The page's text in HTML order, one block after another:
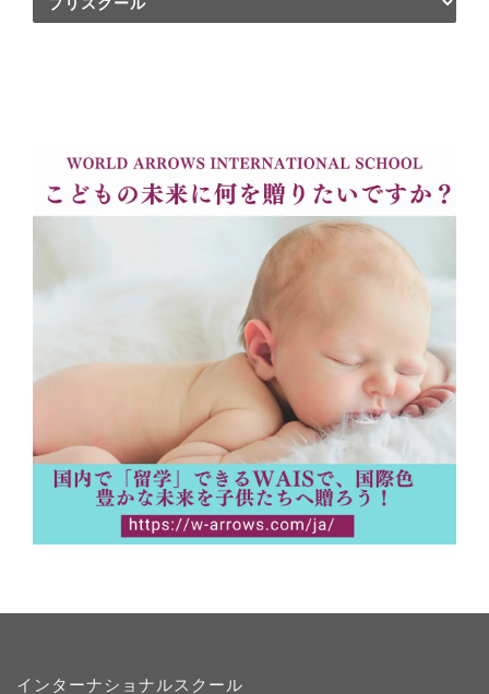
インターナショナルスクール